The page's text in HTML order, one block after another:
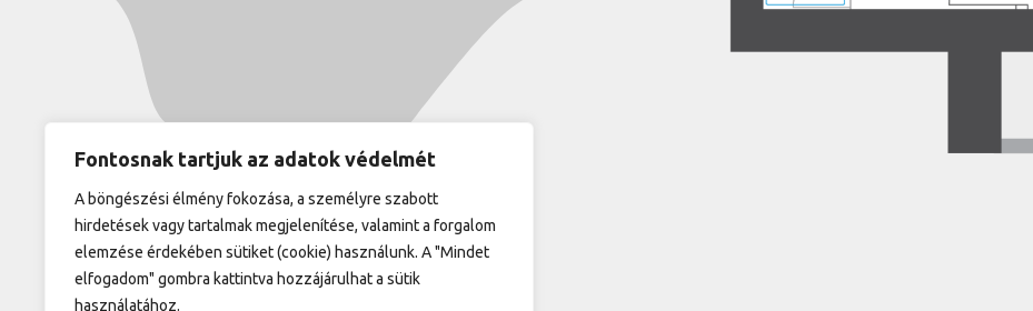
Fontosnak tartjuk az adatok védelmét
A böngészési élmény fokozása, a személyre szabott
hirdetések vagy tartalmak megjelenítése, valamint a forgalom
elemzése érdekében sütiket (cookie) használunk. A "Mindet
elfogadom" gombra kattintva hozzájárulhat a sütik
használatához.